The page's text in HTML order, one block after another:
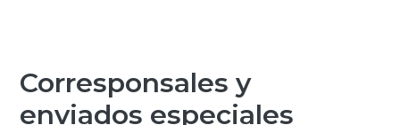
Corresponsales y
enviados especiales